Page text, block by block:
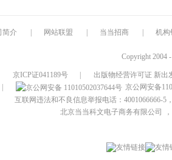
简介 网站联盟 当当招商 机构
Copyright 2004
京ICP证041189号
出版物经营许可证 新出
京公网安备
互联网违法和不良信息举报电话：4001066666-5
北京当当科文电子商务有限公司